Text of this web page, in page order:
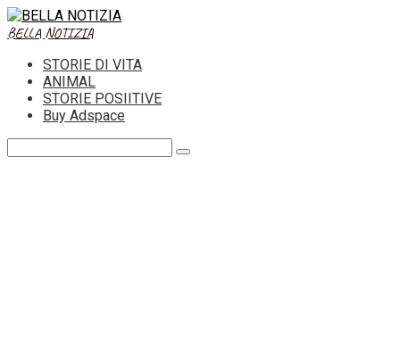
Skip
to
BELLA NOTIZIA
STORIE DI VITA
ANIMAL
STORIE POSIITIVE
Buy Adspace